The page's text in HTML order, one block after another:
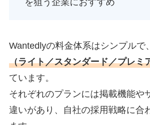
を狙う企業におすすめ
Wantedlyの料金体系はシンプルで、
（ライト／スタンダード／プレミ
ています。
それぞれのプランには掲載機能や
違いがあり、自社の採用戦略に合